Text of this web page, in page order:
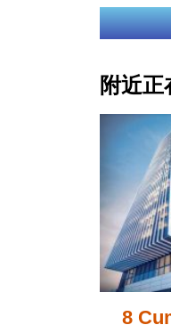
附近
8